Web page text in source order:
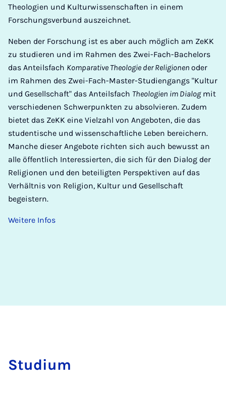
Theologien und Kulturwissenschaften in einem
Forschungsverbund auszeichnet.
Neben der Forschung ist es aber auch möglich am ZeKK
zu studieren und im Rahmen des Zwei-Fach-Bachelors
das Anteilsfach Komparative Theologie der Religionen oder
im Rahmen des Zwei-Fach-Master-Studiengangs "Kultur
und Gesellschaft" das Anteilsfach Theologien im Dialogmit
verschiedenen Schwerpunkten zu absolvieren. Zudem
bietet das ZeKK eine Vielzahl von Angeboten, die das
studentische und wissenschaftliche Leben bereichern.
Manche dieser Angebote richten sich auch bewusst an
alle öffentlich Interessierten, die sich für den Dialog der
Religionen und den beteiligten Perspektiven auf das
Verhältnis von Religion, Kultur und Gesellschaft
begeistern.
Weitere Infos
Stu­di­um